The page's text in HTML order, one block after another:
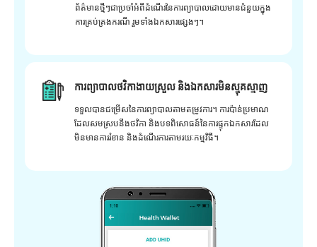
ព័ត៌មានថ្មីៗជាប្រចាំអំពីដំណើរនៃការព្យាបាលដោយមានជំនួយក្នុង
ការគ្រប់គ្រងករណី រួមទាំងឯកសារផ្សេងៗ។
ការព្យាបាលថវិកាងាយស្រួល និងឯកសារមិនស្មុគស្មាញ
ទទួលបានជម្រើសនៃការព្យាបាលតាមតម្រូវការ។ ការប៉ាន់ប្រមាណ
ដែលសមស្របនឹងថវិកា និងបទពិសោធន៍នៃការផ្ទុកឯកសារដែល
មិនមានការរំខាន និងដំណើរការតាមរយៈកម្មវិធី។